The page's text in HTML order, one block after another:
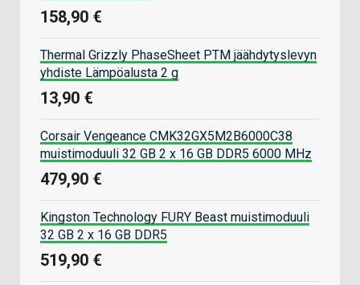
158,90 €
Thermal Grizzly PhaseSheet PTM jäähdytyslevyn
yhdiste Lämpöalusta 2 g
13,90 €
Corsair Vengeance CMK32GX5M2B6000C38
muistimoduuli 32 GB 2 x 16 GB DDR5 6000 MHz
479,90 €
Kingston Technology FURY Beast muistimoduuli
32 GB 2 x 16 GB DDR5
519,90 €